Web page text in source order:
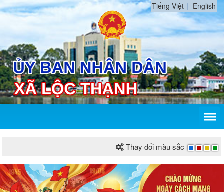
Tiếng Việt English
Thay đổi màu sắc